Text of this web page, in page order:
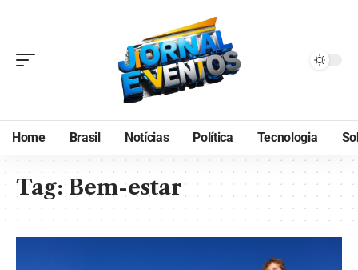
Home Brasil Notícias Política Tecnologia
Tag:Bem-estar